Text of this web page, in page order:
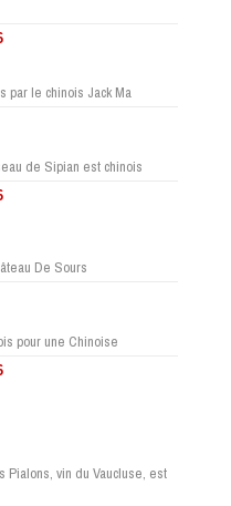
par le chinois Jack Ma
de Sipian est chinois
De Sours
pour une Chinoise
Pialons, vin du Vaucluse, est